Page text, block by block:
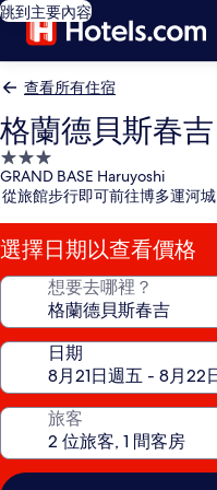
跳到主要內容
查看所有住宿
格蘭德貝斯春吉
3.0
星
級
住
宿
GRAND BASE Haruyoshi
從旅館步行即可前往博多運河城
選擇日期以查看價格
想要去哪裡？
日期
旅客